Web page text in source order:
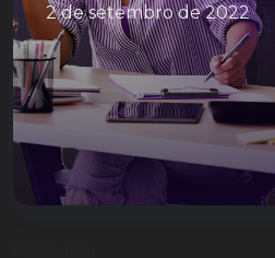
2 de setembro de 2022